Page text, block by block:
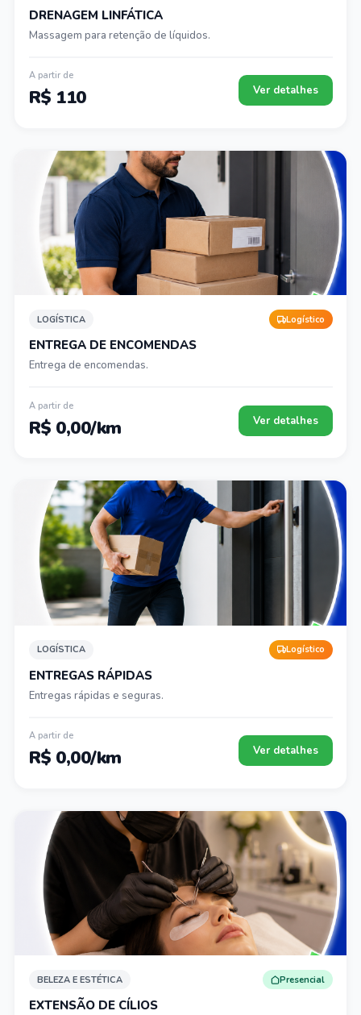
DRENAGEM LINFÁTICA
Massagem para retenção de líquidos.
A partir de
R$ 110 Ver detalhes
LOGÍSTICA Logístico
ENTREGA DE ENCOMENDAS
Entrega de encomendas.
A partir de
R$ 0,00/km Ver detalhes
LOGÍSTICA Logístico
ENTREGAS RÁPIDAS
Entregas rápidas e seguras.
A partir de
R$ 0,00/km Ver detalhes
BELEZA E ESTÉTICA Presencial
EXTENSÃO DE CÍLIOS